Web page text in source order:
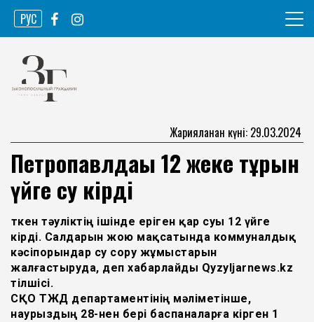
Skip
content
РУС
Законопослушный гражданин
Жарияланған күні: 29.03.2024
Петропавлдағы 12 жеке тұрғын
үйге су кірді
Өткен тәуліктің ішінде еріген қар суы 12 үйге
кірді. Салдарын жою мақсатында коммуналдық
кәсіпорындар су сору жұмыстарын
жалғастыруда, деп хабарлайды Qyzyljarnews.kz
тілшісі.
СҚО ТЖД департаментінің мәліметінше,
наурыздың 28-нен бері баспаналарға кірген 1